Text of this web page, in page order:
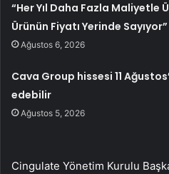
“Her Yıl Daha Fazla Maliyetle
Ürünün Fiyatı Yerinde Sayıyor”
Ağustos 6, 2026
Cava Group hissesi 11
edebilir
Ağustos 5, 2026
Cingulate Yönetim Kurulu